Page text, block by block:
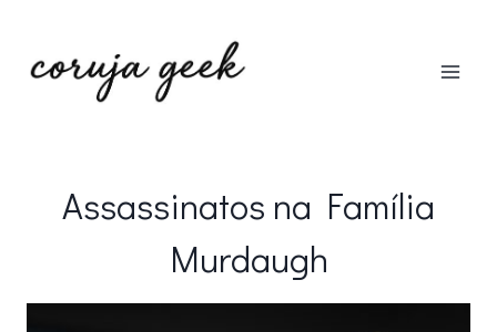
Assassinatos na Família
Murdaugh